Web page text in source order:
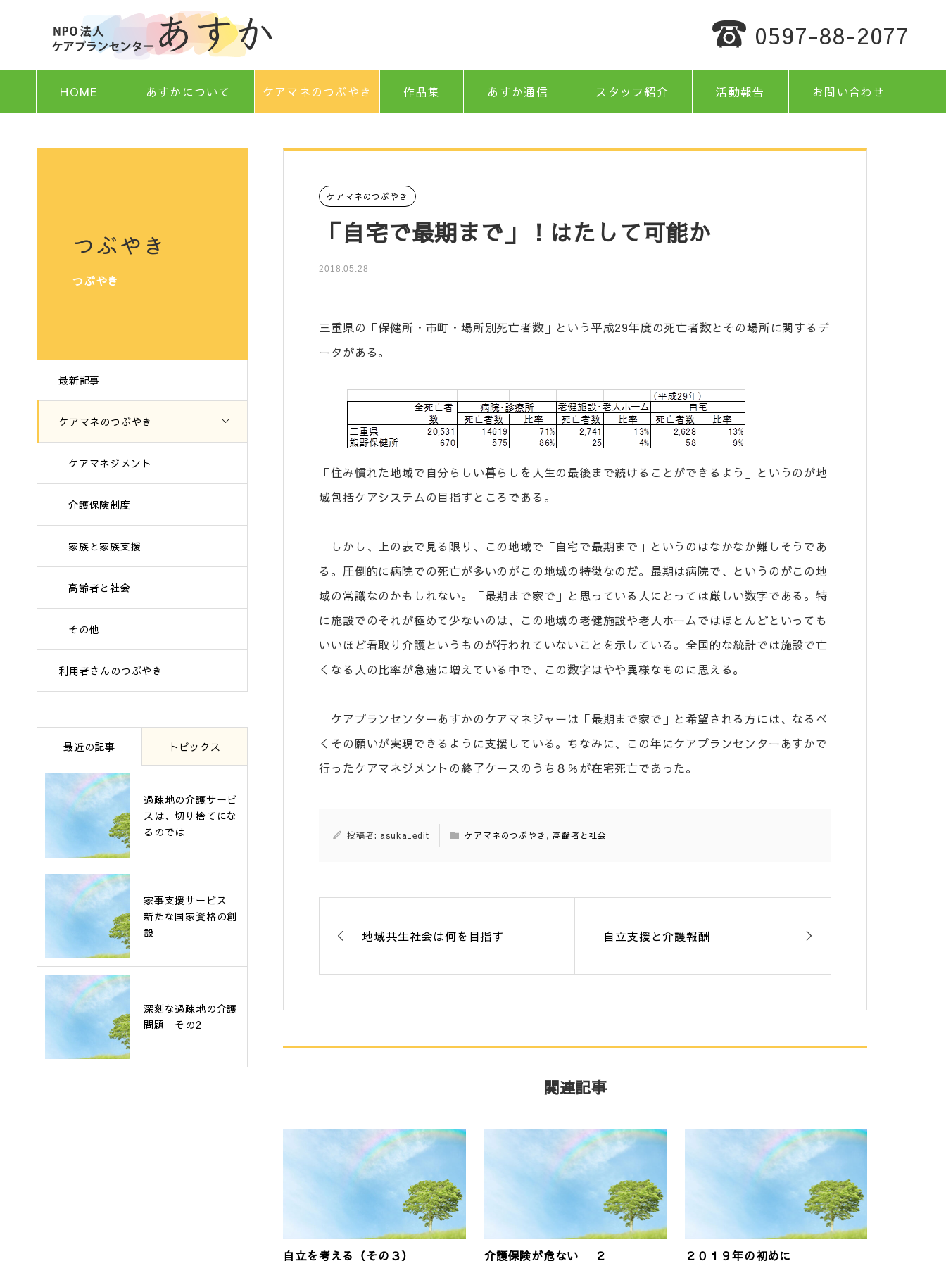
0597-88-2077
HOME あすかについて ケアマネのつぶやき 作品集 あすか通信 スタッフ紹介 活動報告 お問い合わせ
つぶやき
つぶやき
最新記事
ケアマネのつぶやき
ケアマネジメント
介護保険制度
家族と家族支援
高齢者と社会
その他
利用者さんのつぶやき
ケアマネのつぶやき
「自宅で最期まで」！はたして可能か
2018.05.28
三重県の「保健所・市町・場所別死亡者数」という平成29年度の死亡者数とその場所に関するデ
ータがある。
「住み慣れた地域で自分らしい暮らしを人生の最後まで続けることができるよう」というのが地
域包括ケアシステムの目指すところである。
しかし、上の表で見る限り、この地域で「自宅で最期まで」というのはなかなか難しそうであ
る。圧倒的に病院での死亡が多いのがこの地域の特徴なのだ。最期は病院で、というのがこの地
域の常識なのかもしれない。「最期まで家で」と思っている人にとっては厳しい数字である。特
に施設でのそれが極めて少ないのは、この地域の老健施設や老人ホームではほとんどといっても
いいほど看取り介護というものが行われていないことを示している。全国的な統計では施設で亡
くなる人の比率が急速に増えている中で、この数字はやや異様なものに思える。
ケアプランセンターあすかのケアマネジャーは「最期まで家で」と希望される方には、なるべ
くその願いが実現できるように支援している。ちなみに、この年にケアプランセンターあすかで
行ったケアマネジメントの終了ケースのうち８％が在宅死亡であった。
投稿者: asuka_edit ケアマネのつぶやき ,高齢者と社会
地域共生社会は何を目指す 自立支援と介護報酬
関連記事
自立を考える（その３） 介護保険が危ない ２ ２０１９年の初めに
最近の記事 トピックス
過疎地の介護サービ
スは、切り捨てにな
るのでは
家事支援サービス
新たな国家資格の創
設
深刻な過疎地の介護
問題 その2